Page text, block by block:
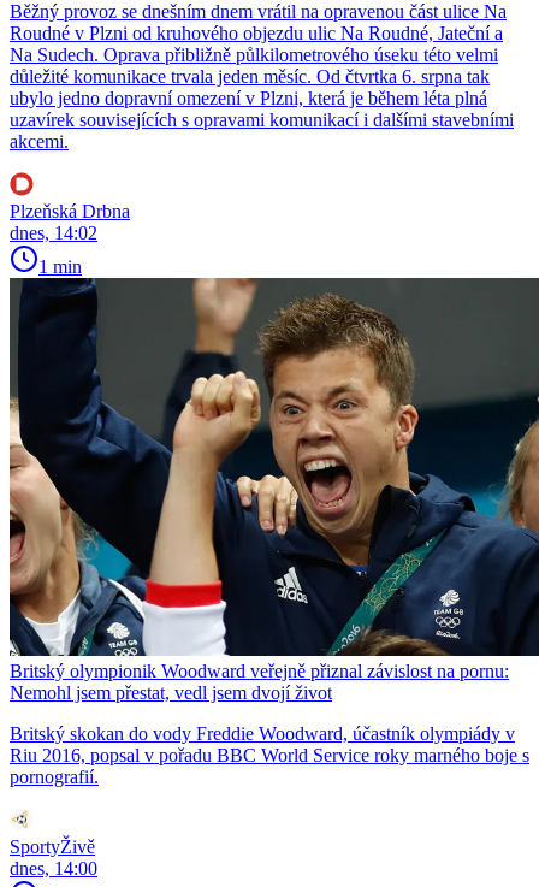
Běžný provoz se dnešním dnem vrátil na opravenou část ulice Na
Roudné v Plzni od kruhového objezdu ulic Na Roudné, Jateční a
Na Sudech. Oprava přibližně půlkilometrového úseku této velmi
důležité komunikace trvala jeden měsíc. Od čtvrtka 6. srpna tak
ubylo jedno dopravní omezení v Plzni, která je během léta plná
uzavírek souvisejících s opravami komunikací i dalšími stavebními
akcemi.
Plzeňská Drbna
dnes, 14:02
1 min
Britský olympionik Woodward veřejně přiznal závislost na pornu:
Nemohl jsem přestat, vedl jsem dvojí život
Britský skokan do vody Freddie Woodward, účastník olympiády v
Riu 2016, popsal v pořadu BBC World Service roky marného boje s
pornografií.
SportyŽivě
dnes, 14:00